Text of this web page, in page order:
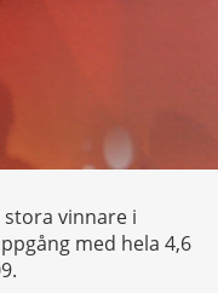
vinnare i
med hela 4,6